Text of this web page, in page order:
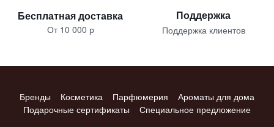
Бесплатная доставка
От 10 000 р
Поддержка
Поддержка клиентов
Бренды Косметика Парфюмерия
Ароматы для дома
Подарочные сертификаты
Специальное предложение